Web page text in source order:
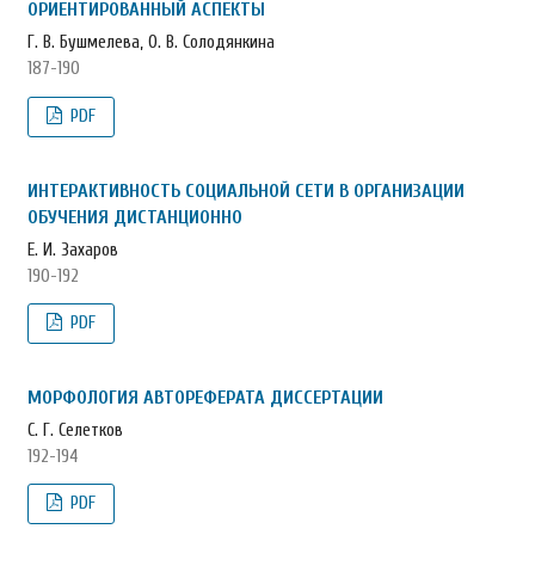
ОРИЕНТИРОВАННЫЙ АСПЕКТЫ
Г. В. Бушмелева, О. В. Солодянкина
187-190
PDF
ИНТЕРАКТИВНОСТЬ СОЦИАЛЬНОЙ СЕТИ В ОРГАНИЗАЦИИ
ОБУЧЕНИЯ ДИСТАНЦИОННО
Е. И. Захаров
190-192
PDF
МОРФОЛОГИЯ АВТОРЕФЕРАТА ДИССЕРТАЦИИ
С. Г. Селетков
192-194
PDF